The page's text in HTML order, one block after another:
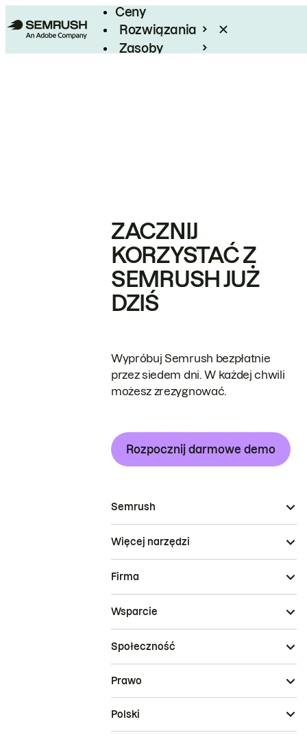
Ceny
Rozwiązania
Zasoby
ZACZNIJ
KORZYSTAĆ Z
SEMRUSH JUŻ
DZIŚ
Wypróbuj Semrush bezpłatnie
przez siedem dni. W każdej chwili
możesz zrezygnować.
Rozpocznij darmowe demo
Semrush
Więcej narzędzi
Firma
Wsparcie
Społeczność
Prawo
Polski